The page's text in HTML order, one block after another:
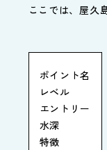
ここでは、屋久
ポイント名
レベル
エントリー
水深
特徴